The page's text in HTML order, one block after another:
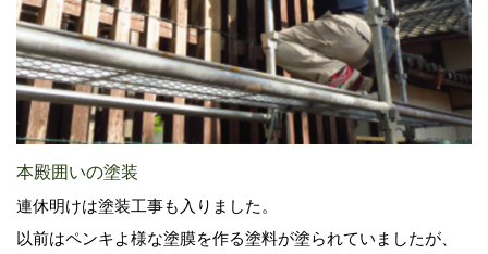
本殿囲いの塗装
連休明けは塗装工事も入りました。
以前はペンキよ様な塗膜を作る塗料が塗られていましたが、